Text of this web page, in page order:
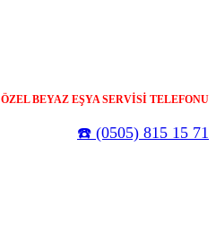
ÖZEL BEYAZ EŞYA SERVİSİ TELEFONU
☎️ (0505) 815 15 71